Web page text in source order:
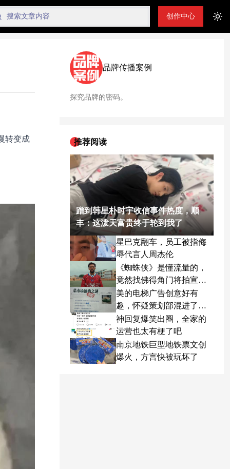
创作中心
转变成
品牌传播案例
探究品牌的密码。
推荐阅读
蹭到韩星朴时宇收信事件热度，顺
丰：这泼天富贵终于轮到我了
星巴克翻车，员工被指侮
辱代言人周杰伦
《蜘蛛侠》是懂流量的，
竟然找佛得角门将拍宣传
片
美的电梯广告创意好有
趣，怀疑策划部混进了天
才
神回复爆笑出圈，全家的
运营也太有梗了吧
南京地铁巨型地铁票文创
爆火，方言快被玩坏了